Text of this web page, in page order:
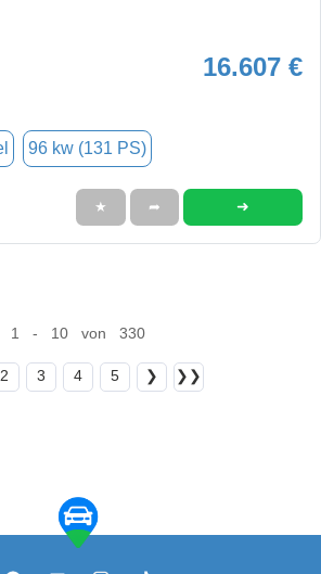
16.607 €
96 kw (131 PS)
★ ➦ ➜
1 - 10 von 330
2 3 4 5 ❯ ❯❯